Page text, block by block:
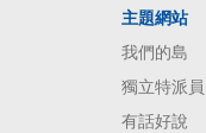
主題網站
我們的島
獨立特派員
有話好說